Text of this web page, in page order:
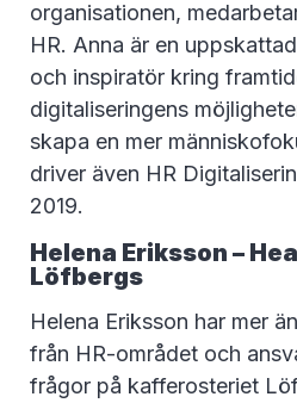
organisationen,
HR. Anna är en
och inspiratör kring
digitaliseringens
skapa en mer
driver även HR
2019.
Helena Eriksson –
Löfbergs
Helena Eriksson har mer
från HR-området och
frågor på kafferosteriet